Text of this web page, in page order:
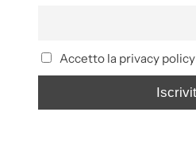
Accetto la privacy policy